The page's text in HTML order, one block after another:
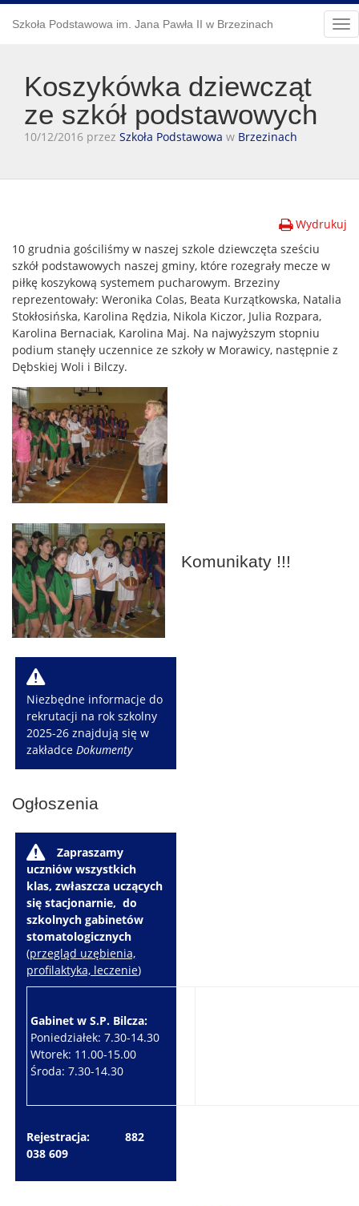
Szkoła Podstawowa im. Jana Pawła II w Brzezinach
Koszykówka dziewcząt
ze szkół podstawowych
10/12/2016 przez Szkoła Podstawowa w Brzezinach
Wydrukuj
10 grudnia gościliśmy w naszej szkole dziewczęta sześciu
szkół podstawowych naszej gminy, które rozegrały mecze w
piłkę koszykową systemem pucharowym. Brzeziny
reprezentowały: Weronika Colas, Beata Kurzątkowska, Natalia
Stokłosińska, Karolina Rędzia, Nikola Kiczor, Julia Rozpara,
Karolina Bernaciak, Karolina Maj. Na najwyższym stopniu
podium stanęły uczennice ze szkoły w Morawicy, następnie z
Dębskiej Woli i Bilczy.
Komunikaty !!!
W
Niezbędne informacje do
rekrutacji na rok szkolny
2025-26 znajdują się w
zakładceDokumenty
Ogłoszenia
W
Zapraszamy
uczniów wszystkich
klas, zwłaszcza uczących
się stacjonarnie, do
szkolnych gabinetów
stomatologicznych
(przegląd uzębienia,
profilaktyka, leczenie)
Gabinet w S.P. Bilcza:
Poniedziałek: 7.30-14.30
Wtorek: 11.00-15.00
Środa: 7.30-14.30
Rejestracja: 882
038 609